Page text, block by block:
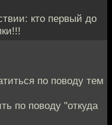
кто первый до
по поводу тем
по поводу "откуда